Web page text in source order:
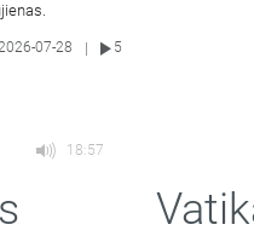
07-28 5
18:57